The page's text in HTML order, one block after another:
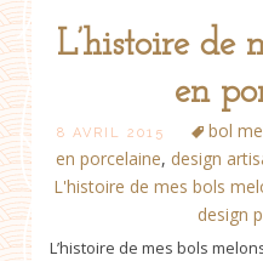
L’histoire de
en
8 AVRIL 2015 bol
en porcelaine, design
L'histoire de mes bols
design
L’histoire de mes bols
Post